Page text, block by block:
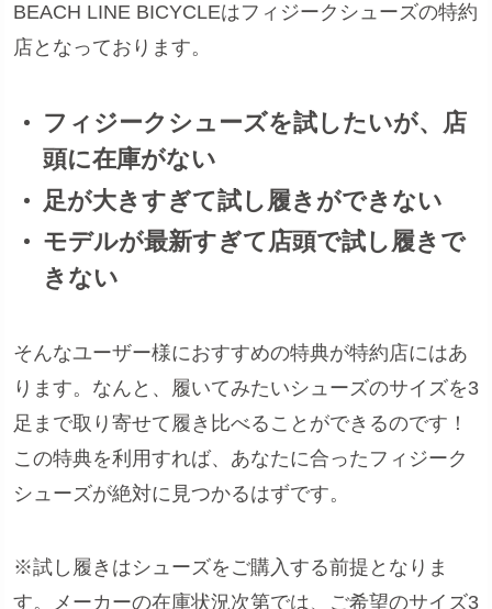
BEACH LINE BICYCLEはフィジークシューズの特約
店となっております。
フィジークシューズを試したいが、店
頭に在庫がない
足が大きすぎて試し履きができない
モデルが最新すぎて店頭で試し履きで
きない
そんなユーザー様におすすめの特典が特約店にはあ
ります。なんと、履いてみたいシューズのサイズを3
足まで取り寄せて履き比べることができるのです！
この特典を利用すれば、あなたに合ったフィジーク
シューズが絶対に見つかるはずです。
※試し履きはシューズをご購入する前提となりま
す。メーカーの在庫状況次第では、ご希望のサイズ3